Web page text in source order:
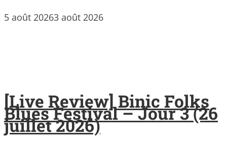
5 août 20263 août 2026
[Live Review] Binic Folks
Blues Festival – Jour 3 (26
juillet 2026)